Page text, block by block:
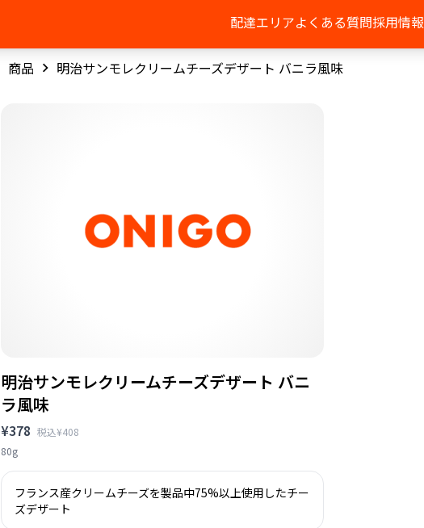
配達エリアよくある質問採用情報
商品 明治サンモレクリームチーズデザート バニラ風味
明治サンモレクリームチーズデザート バニ
ラ風味
¥378 税込¥408
80g
フランス産クリームチーズを製品中75%以上使用したチー
ズデザート